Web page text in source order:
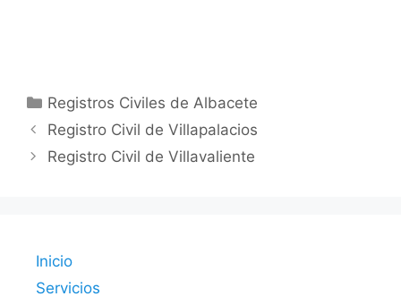
Categorías
Registros Civiles de Albacete
Registro Civil de Villapalacios
Registro Civil de Villavaliente
Inicio
Servicios